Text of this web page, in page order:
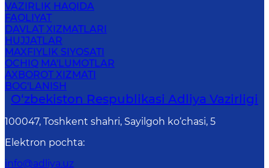
VAZIRLIK HAQIDA
FAOLIYAT
DAVLAT XIZMATLARI
HUJJATLAR
MAXFIYLIK SIYOSATI
OCHIQ MA'LUMOTLAR
AXBOROT XIZMATI
BOG'LANISH
O‘zbekiston Respublikasi Adliya Vazirligi
100047, Toshkent shahri, Sayilgoh ko‘chasi, 5
Elektron pochta:
info@adliya.uz